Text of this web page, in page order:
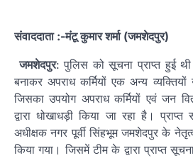
संवाददाता :-मंटू कुमार शर्मा (जमशेदपुर)
जमशेदपुर: पुलिस को सूचना प्राप्त हुई
बनाकर अपराध कर्मियों एक अन्य
जिसका उपयोग अपराध कर्मियों एवं जन
द्वारा धोखाधड़ी किया जा रहा है।
अधीक्षक नगर पूर्वी सिंहभूम जमशेदपुर के
किया गया। जिसमें टीम के द्वारा प्राप्त